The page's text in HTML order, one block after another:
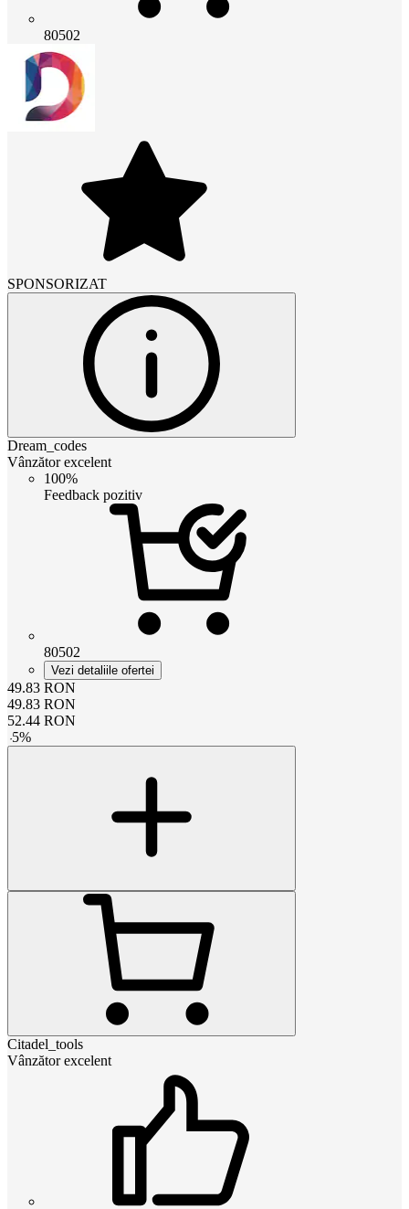
80502
SPONSORIZAT
Dream_codes
Vânzător excelent
100%
Feedback pozitiv
80502
Vezi detaliile ofertei
49.83 RON
49.83 RON
52.44 RON
-5%
Citadel_tools
Vânzător excelent